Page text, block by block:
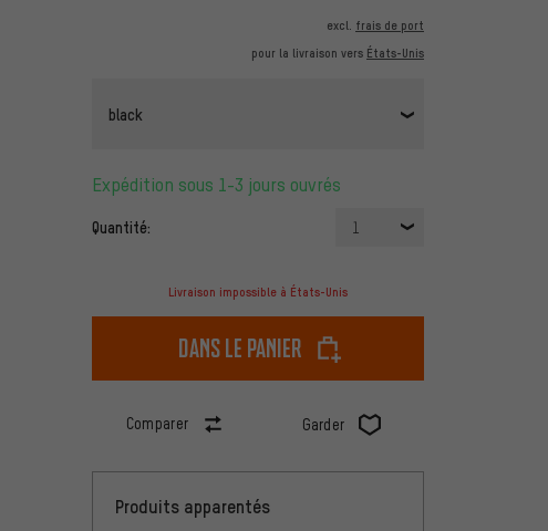
excl. frais de port
pour la livraison vers États-Unis
black
Expédition sous 1-3 jours ouvrés
Quantité: 1
Livraison impossible à États-Unis
dans le panier
Comparer Garder
Produits apparentés